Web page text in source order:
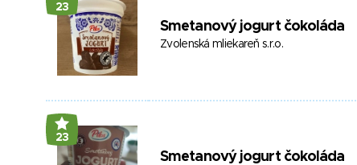
23
Smetanový jogurt čokoláda
Zvolenská mliekareň s.r.o.
23
Smetanový jogurt čokoláda